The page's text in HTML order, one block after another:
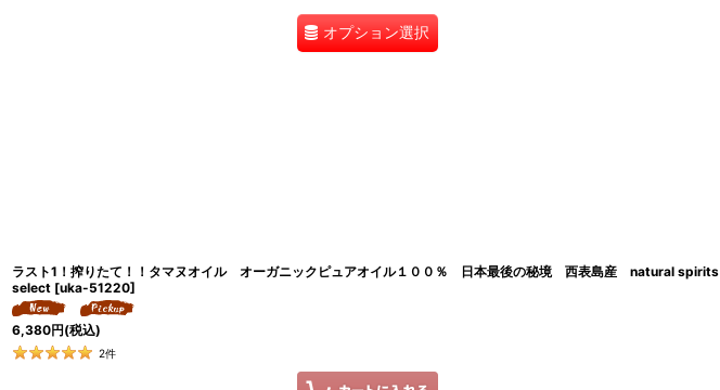
オプション選択
ラスト1！搾りたて！！タマヌオイル オーガニックピュアオイル１００％ 日本最後の秘境 西表島産 natural spirits
select [uka-51220]
6,380円(税込)
2件